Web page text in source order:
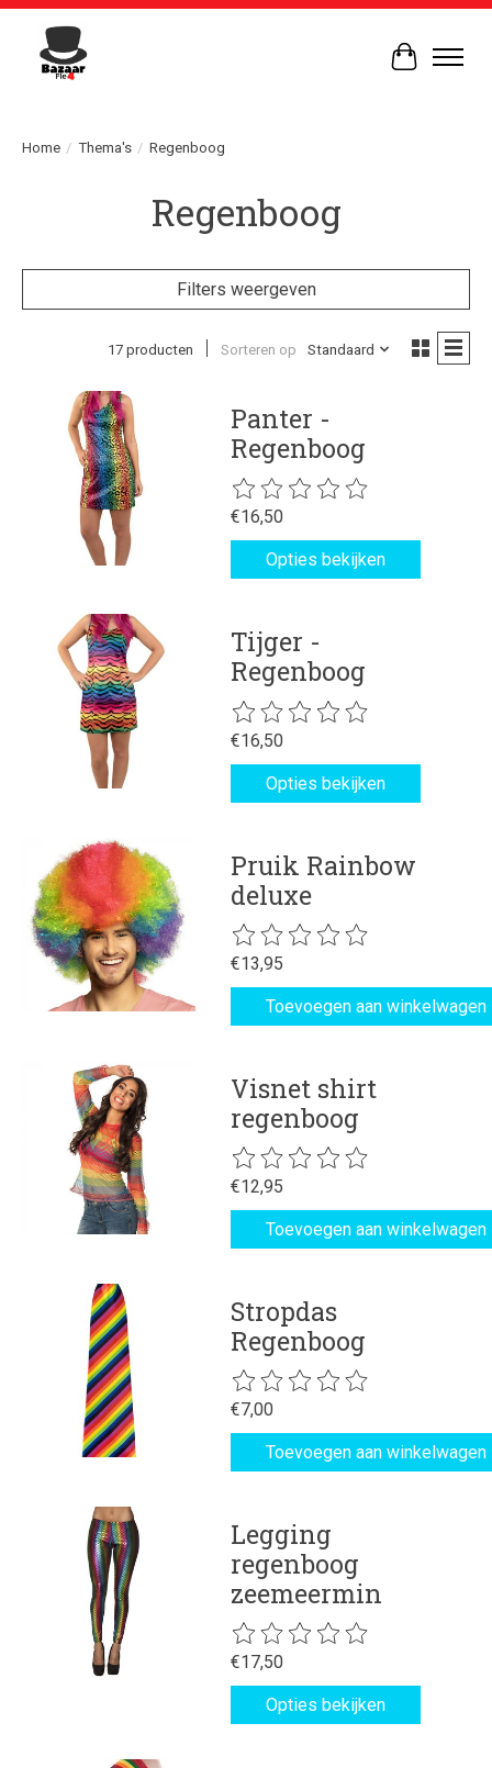
Home / Thema's / Regenboog
Regenboog
Filters weergeven
17 producten Sorteren op Standaard
Panter -
Regenboog
De beoordeling van dit product is
€16,50
Opties bekijken
Tijger -
Regenboog
De beoordeling van dit product is
€16,50
Opties bekijken
Pruik Rainbow
deluxe
De beoordeling van dit product is
€13,95
Toevoegen aan winkelwagen
Visnet shirt
regenboog
De beoordeling van dit product is
€12,95
Toevoegen aan winkelwagen
Stropdas
Regenboog
De beoordeling van dit product is
€7,00
Toevoegen aan winkelwagen
Legging
regenboog
zeemeermin
De beoordeling van dit product is
€17,50
Opties bekijken